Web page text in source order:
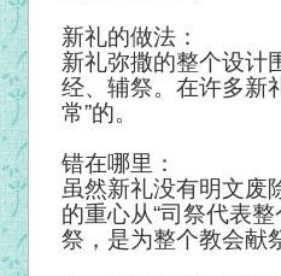
新礼的做法：
新礼弥撒的整个设计
经、辅祭。在许多新
常”的。
错在哪里：
虽然新礼没有明文废
的重心从“司祭代表
祭，是为整个教会献